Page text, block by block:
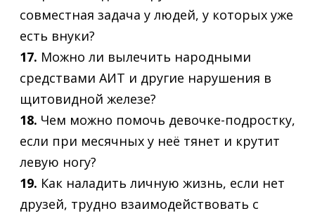
совместная задача у людей, у которых уже
есть внуки?
17. Можно ли вылечить народными
средствами АИТ и другие нарушения в
щитовидной железе?
18. Чем можно помочь девочке-подростку,
если при месячных у неё тянет и крутит
левую ногу?
19. Как наладить личную жизнь, если нет
друзей, трудно взаимодействовать с